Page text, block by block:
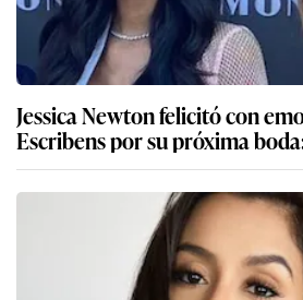
Jessica Newton felicitó con
Escribens por su próxima